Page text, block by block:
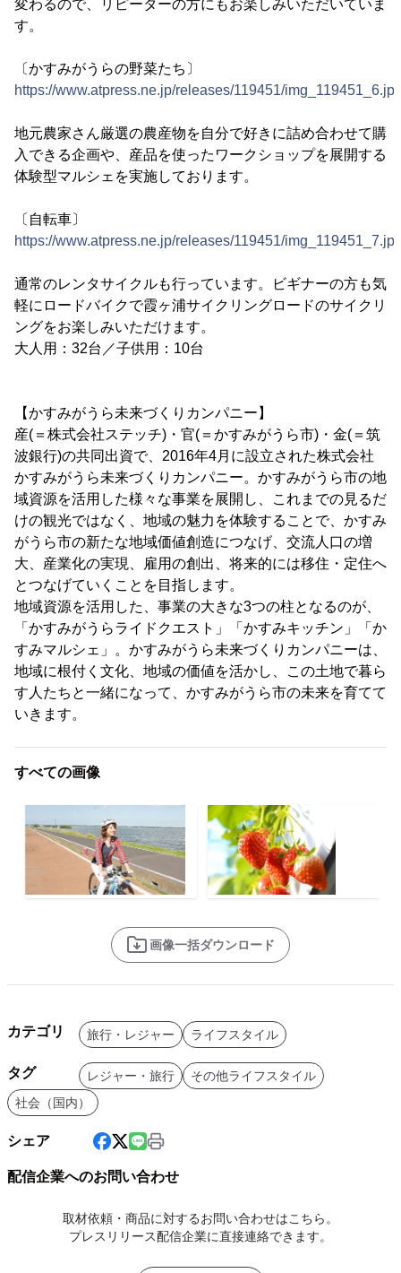
変わるので、リピーターの方にもお楽しみいただいていま
す。
〔かすみがうらの野菜たち〕
https://www.atpress.ne.jp/releases/119451/
地元農家さん厳選の農産物を自分で好きに詰め合わせて購
入できる企画や、産品を使ったワークショップを展開する
体験型マルシェを実施しております。
〔自転車〕
https://www.atpress.ne.jp/releases/119451/
通常のレンタサイクルも行っています。ビギナーの方も気
軽にロードバイクで霞ヶ浦サイクリングロードのサイクリ
ングをお楽しみいただけます。
大人用：32台／子供用：10台
【かすみがうら未来づくりカンパニー】
産(＝株式会社ステッチ)・官(＝かすみがうら市)・金(＝筑
波銀行)の共同出資で、2016年4月に設立された株式会社
かすみがうら未来づくりカンパニー。かすみがうら市の地
域資源を活用した様々な事業を展開し、これまでの見るだ
けの観光ではなく、地域の魅力を体験することで、かすみ
がうら市の新たな地域価値創造につなげ、交流人口の増
大、産業化の実現、雇用の創出、将来的には移住・定住へ
とつなげていくことを目指します。
地域資源を活用した、事業の大きな3つの柱となるのが、
「かすみがうらライドクエスト」「かすみキッチン」「か
すみマルシェ」。かすみがうら未来づくりカンパニーは、
地域に根付く文化、地域の価値を活かし、この土地で暮ら
す人たちと一緒になって、かすみがうら市の未来を育てて
いきます。
すべての画像
画像一括ダウンロード
カテゴリ 旅行・レジャー ライフスタイル
タグ レジャー・旅行
その他ライフスタイル
社会（国内）
シェア
配信企業へのお問い合わせ
取材依頼・商品に対するお問い合わせはこちら。
プレスリリース配信企業に直接連絡できます。